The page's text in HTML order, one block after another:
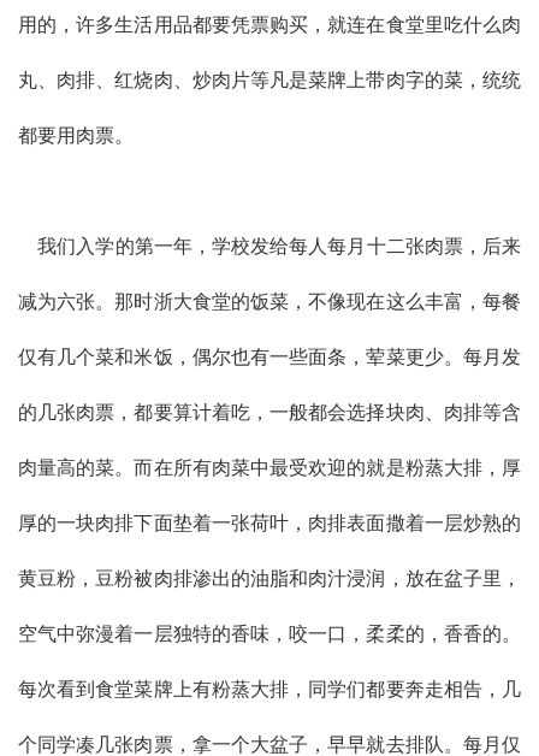
用的，许多生活用品都要凭票购买，就连在食堂里吃什么肉
丸、肉排、红烧肉、炒肉片等凡是菜牌上带肉字的菜，统统
都要用肉票。
我们入学的第一年，学校发给每人每月十二张肉票，后来
减为六张。那时浙大食堂的饭菜，不像现在这么丰富，每餐
仅有几个菜和米饭，偶尔也有一些面条，荤菜更少。每月发
的几张肉票，都要算计着吃，一般都会选择块肉、肉排等含
肉量高的菜。而在所有肉菜中最受欢迎的就是粉蒸大排，厚
厚的一块肉排下面垫着一张荷叶，肉排表面撒着一层炒熟的
黄豆粉，豆粉被肉排渗出的油脂和肉汁浸润，放在盆子里，
空气中弥漫着一层独特的香味，咬一口，柔柔的，香香的。
每次看到食堂菜牌上有粉蒸大排，同学们都要奔走相告，几
个同学凑几张肉票，拿一个大盆子，早早就去排队。每月仅